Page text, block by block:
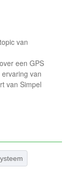
van
een GPS
van
van Simpel